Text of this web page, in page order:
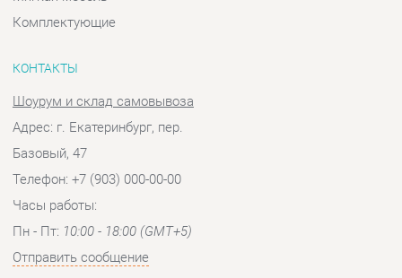
Часы работы:
Отправить сообщение